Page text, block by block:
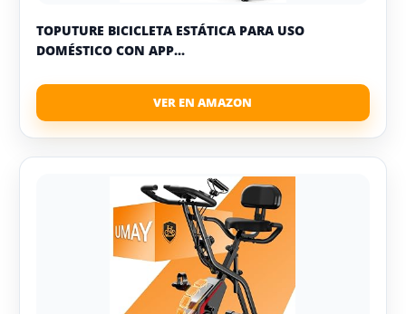
TOPUTURE BICICLETA ESTÁTICA PARA USO
DOMÉSTICO CON APP...